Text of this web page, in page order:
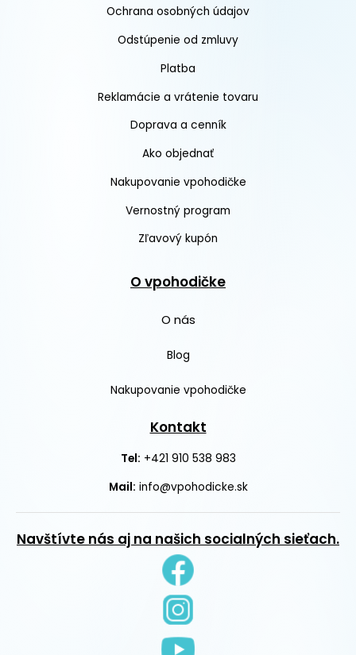
Ochrana osobných údajov
Odstúpenie od zmluvy
Platba
Reklamácie a vrátenie tovaru
Doprava a cenník
Ako objednať
Nakupovanie vpohodičke
Vernostný program
Zľavový kupón
O vpohodičke
O nás
Blog
Nakupovanie vpohodičke
Kontakt
Tel: +421 910 538 983
Mail: info@vpohodicke.sk
Navštívte nás aj na našich socialných sieťach.